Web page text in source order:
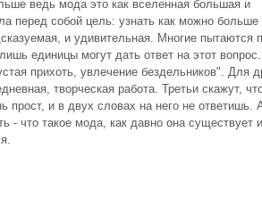
ведь мода это как вселенная большая и
перед собой цель: узнать как можно больше
и удивительная. Многие пытаются
единицы могут дать ответ на этот
прихоть, увлечение бездельников". Для
творческая работа. Третьи скажут,
прост, и в двух словах на него не ответишь.
- что такое мода, как давно она существует